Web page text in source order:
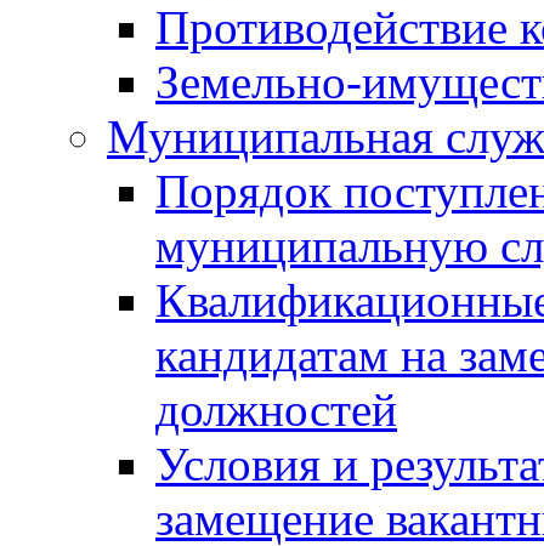
Противодействие
Земельно-
Муниципальная
Порядок
муниципальную
кандидатам на
должностей
Условия и
замещение